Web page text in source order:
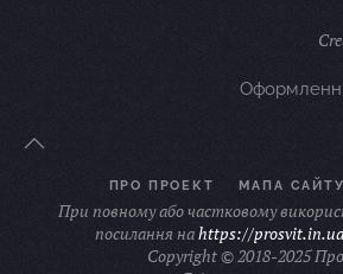
ПРО ПРОЕКТ МАПА САЙТУ
При повному або частковому
посилання наhttps://
Copyright © 2018-2025